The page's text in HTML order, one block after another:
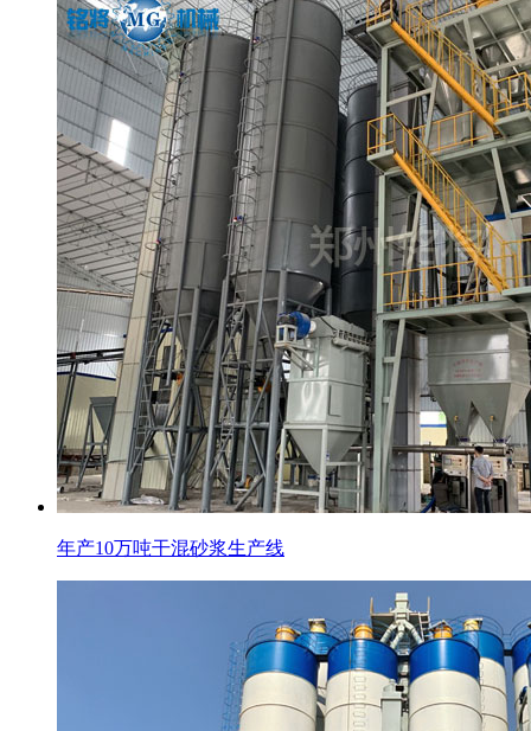
年产10万吨干混砂浆生产线